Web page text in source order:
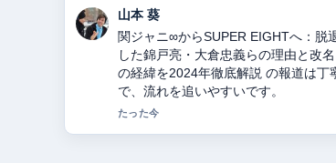
加藤 海斗
教会とは？意味・役割・宗派の違いを
徹底解説 周辺の検証がしっかりしてい
て安心感があります。
3 分前